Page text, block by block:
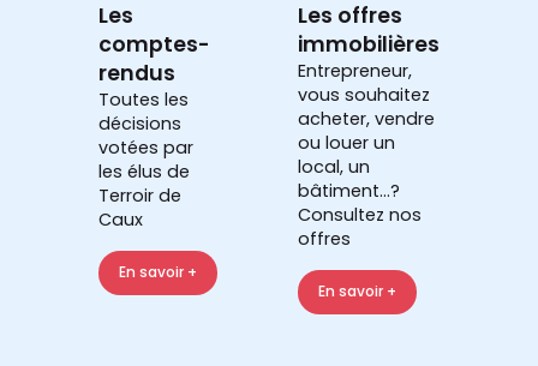
Les
comptes-
rendus
Toutes les
décisions
votées par
les élus de
Terroir de
Caux
En savoir +
Les offres
immobilières
Entrepreneur,
vous souhaitez
acheter, vendre
ou louer un
local, un
bâtiment...?
Consultez nos
offres
En savoir +